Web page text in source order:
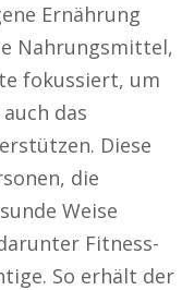
Ernährung
Nahrungsmittel,
fokussiert, um
das
Diese
die
Weise
Fitness-
So erhält der